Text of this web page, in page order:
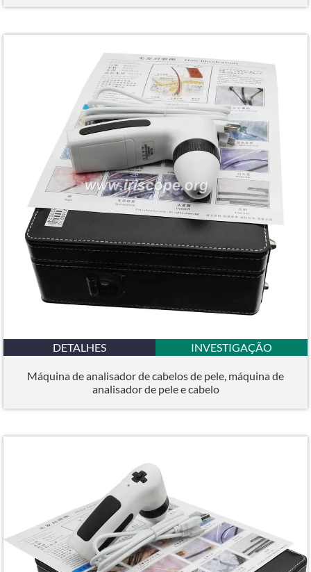
DETALHES INVESTIGAÇÃO
Máquina de analisador de cabelos de pele, máquina de
analisador de pele e cabelo